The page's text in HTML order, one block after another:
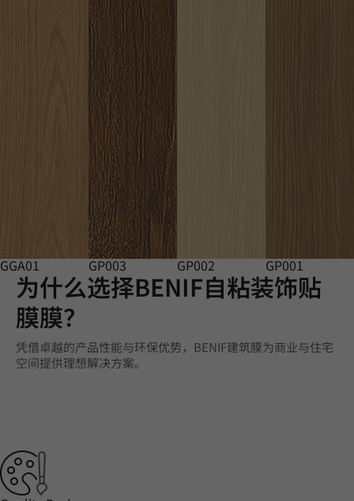
GGA01 GP003 GP002 GP001
为什么选择BENIF自粘装饰贴
膜膜？
凭借卓越的产品性能与环保优势，BENIF建筑膜为商业与住宅
空间提供理想解决方案。